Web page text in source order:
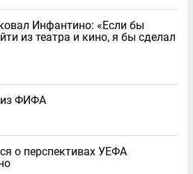
Инфантино: «Если бы
из театра и кино, я бы сделал
ФИФА
о перспективах УЕФА